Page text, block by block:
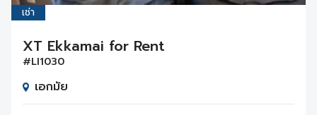
เช่า
XT Ekkamai for Rent
#LI1030
เอกมัย